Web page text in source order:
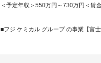
＜予定年収＞550万円～730万円＜賃
■フジ ケミカル グループ の事業【富